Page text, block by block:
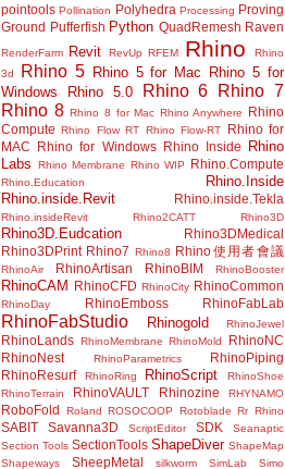
pointools Pollination Polyhedra Processing Proving
Ground Pufferfish Python QuadRemesh Raven
RenderFarm Revit RevUp RFEM Rhino
Rhino
3d
Rhino 5 Rhino 5 for Mac
Rhino 5 for
Windows
Rhino 5.0 Rhino 6
Rhino 7
Rhino 8 Rhino 8 for Mac Rhino Anywhere
Rhino
Compute Rhino Flow RT Rhino Flow-RT
Rhino for
MAC
Rhino for Windows Rhino Inside
Rhino
Labs
Rhino Membrane Rhino WIP Rhino.Compute
Rhino.Education
Rhino.Inside
Rhino.inside.Revit
Rhino.inside.Tekla
Rhino.insideRevit Rhino2CATT Rhino3D
Rhino3D.Eudcation
Rhino3DMedical
Rhino3DPrint Rhino7 Rhino8 Rhino使用者會議
RhinoAir RhinoArtisan RhinoBIM RhinoBooster
RhinoCAM RhinoCFD RhinoCity RhinoCommon
RhinoDay RhinoEmboss RhinoFabLab
RhinoFabStudio Rhinogold RhinoJewel
RhinoLands RhinoMembrane RhinoMold
RhinoNC
RhinoNest
RhinoParametrics
RhinoPiping
RhinoResurf
RhinoRing RhinoScript
RhinoShoe
RhinoTerrain
RhinoVAULT Rhinozine RHYNAMO
RoboFold Roland ROSOCOOP Rotoblade Rr Rhino
SABIT Savanna3D ScriptEditor SDK
Seanaptic
Section Tools SectionTools ShapeDiver ShapeMap
Shapeways
SheepMetal silkworm SimLab Simo